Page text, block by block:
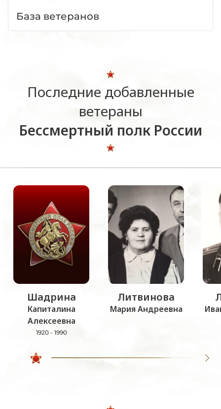
База ветеранов
Последние добавленные
ветераны
Бессмертный полк России
Шадрина
Капиталина
Алексеевна
1920 - 1990
Литвинова
Мария Андреевна